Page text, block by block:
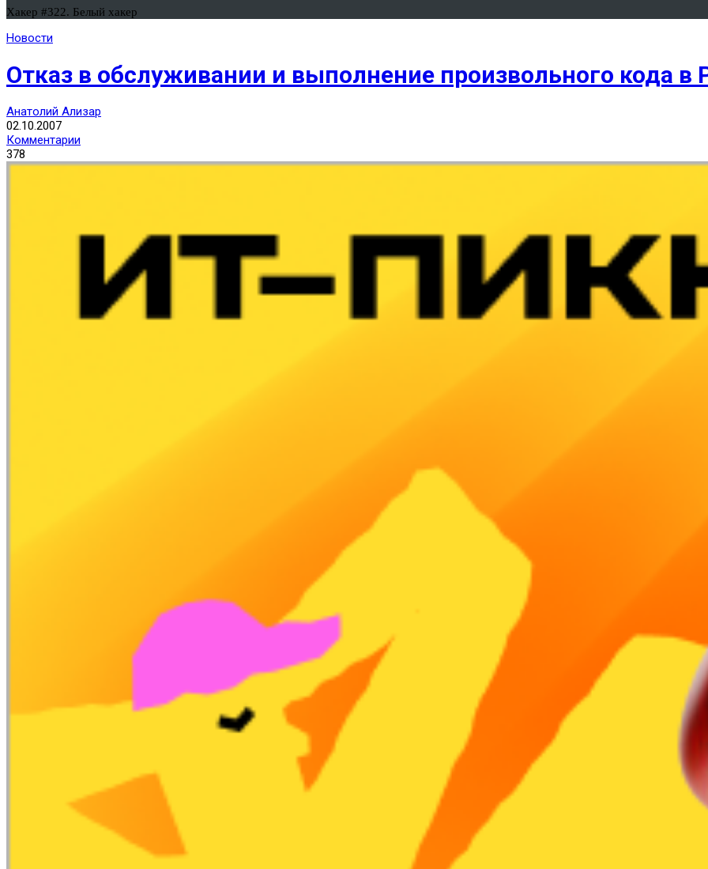
Хакер #322. Белый хакер
Новости
Отказ в обслуживании и выполнение произвольного кода в
Анатолий Ализар
02.10.2007
Комментарии
378